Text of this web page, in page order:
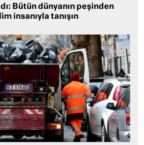
Bütün dünyanın peşinden
insanıyla tanışın